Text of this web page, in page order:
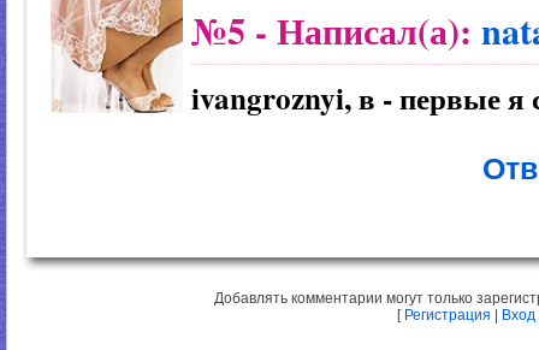
№5 - Написал(а):
ivangroznyi, в - первые я
Добавлять комментарии могут только
[ Регистрация Вход